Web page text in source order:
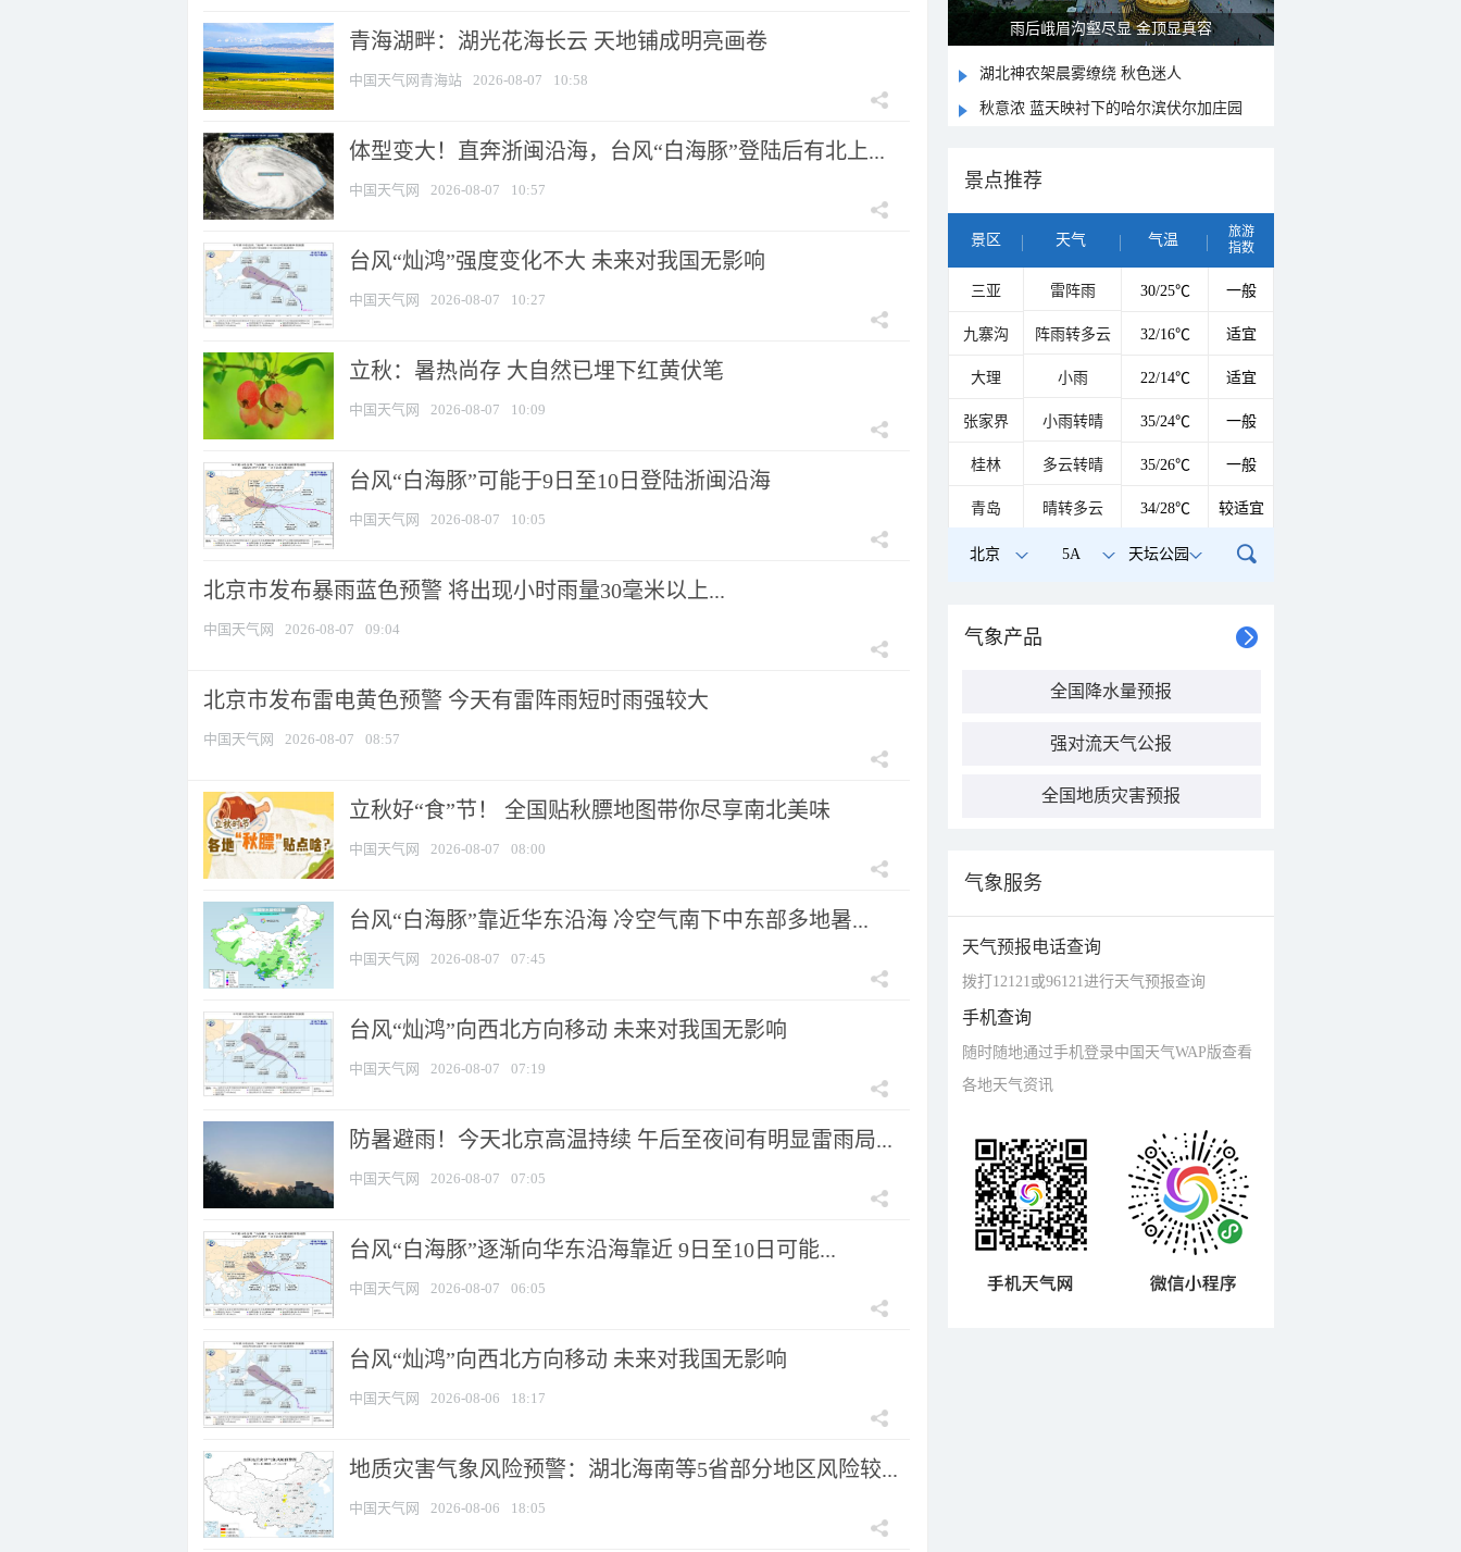
青海湖畔：湖光花海长云 天地铺成明亮画卷
中国天气网青海站 2026-08-07 10:58
体型变大！直奔浙闽沿海，台风“白海豚”登陆后有北上...
中国天气网 2026-08-07 10:57
台风“灿鸿”强度变化不大 未来对我国无影响
中国天气网 2026-08-07 10:27
立秋：暑热尚存 大自然已埋下红黄伏笔
中国天气网 2026-08-07 10:09
台风“白海豚”可能于9日至10日登陆浙闽沿海
中国天气网 2026-08-07 10:05
北京市发布暴雨蓝色预警 将出现小时雨量30毫米以上...
中国天气网 2026-08-07 09:04
北京市发布雷电黄色预警 今天有雷阵雨短时雨强较大
中国天气网 2026-08-07 08:57
立秋好“食”节！ 全国贴秋膘地图带你尽享南北美味
中国天气网 2026-08-07 08:00
台风“白海豚”靠近华东沿海 冷空气南下中东部多地暑...
中国天气网 2026-08-07 07:45
台风“灿鸿”向西北方向移动 未来对我国无影响
中国天气网 2026-08-07 07:19
防暑避雨！今天北京高温持续 午后至夜间有明显雷雨局...
中国天气网 2026-08-07 07:05
台风“白海豚”逐渐向华东沿海靠近 9日至10日可能...
中国天气网 2026-08-07 06:05
台风“灿鸿”向西北方向移动 未来对我国无影响
中国天气网 2026-08-06 18:17
地质灾害气象风险预警：湖北海南等5省部分地区风险较...
中国天气网 2026-08-06 18:05
雨后峨眉沟壑尽显 金顶显真容
湖北神农架晨雾缭绕 秋色迷人
秋意浓 蓝天映衬下的哈尔滨伏尔加庄园
景点推荐
景区 天气 气温
旅游
指数
三亚 雷阵雨 30/25℃ 一般
九寨沟 阵雨转多云 32/16℃ 适宜
大理 小雨 22/14℃ 适宜
张家界 小雨转晴 35/24℃ 一般
桂林 多云转晴 35/26℃ 一般
青岛 晴转多云 34/28℃ 较适宜
北京 5A 天坛公园
气象产品
全国降水量预报
强对流天气公报
全国地质灾害预报
气象服务
天气预报电话查询
拨打12121或96121进行天气预报查询
手机查询
随时随地通过手机登录中国天气WAP版查看
各地天气资讯